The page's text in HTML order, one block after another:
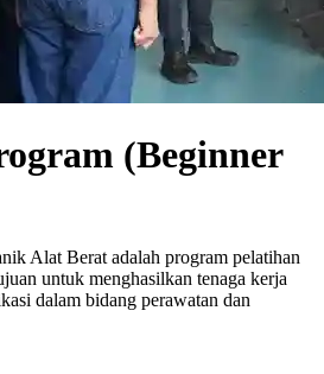
(Beginner
Alat Berat adalah program pelatihan
untuk menghasilkan tenaga kerja
dalam bidang perawatan dan